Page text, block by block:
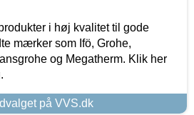
i høj kvalitet til gode
mærker som Ifö, Grohe,
og Megatherm. Klik her
på VVS.dk